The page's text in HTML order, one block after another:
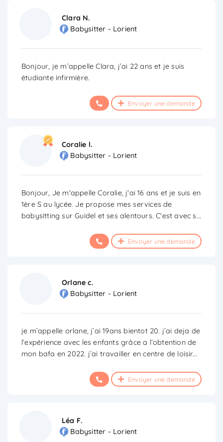
Clara N.
Babysitter - Lorient
Bonjour, je m’appelle Clara, j’ai 22 ans et je suis
étudiante infirmière.
Envoyer une demande
Coralie l.
Babysitter - Lorient
Bonjour, Je m'appelle Coralie, j'ai 16 ans et je suis en
1ère S au lycée. Je propose mes services de
babysitting sur Guidel et ses alentours. C'est avec s...
Envoyer une demande
Orlane c.
Babysitter - Lorient
je m’appelle orlane, j’ai 19ans bientot 20. j’ai deja de
l’expérience avec les enfants grâce a l’obtention de
mon bafa en 2022. j’ai travailler en centre de loisir...
Envoyer une demande
Léa F.
Babysitter - Lorient